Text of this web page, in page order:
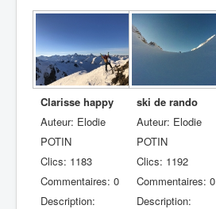
Clarisse happy
Auteur: Elodie
POTIN
Clics: 1183
Commentaires: 0
Description:
ski de rando
Auteur: Elodie
POTIN
Clics: 1192
Commentaires: 0
Description: